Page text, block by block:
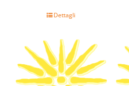
Dettagli